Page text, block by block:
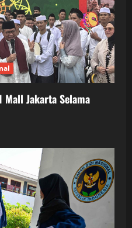
Jakarta Selama